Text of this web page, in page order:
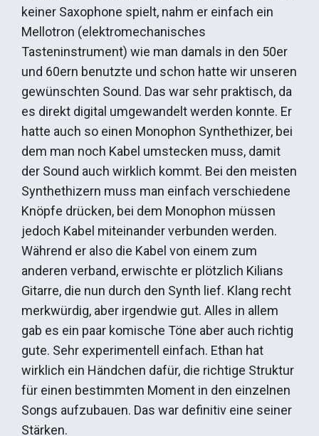
keiner Saxophone spielt, nahm er einfach ein
Mellotron (elektromechanisches
Tasteninstrument) wie man damals in den 50er
und 60ern benutzte und schon hatte wir unseren
gewünschten Sound. Das war sehr praktisch, da
es direkt digital umgewandelt werden konnte. Er
hatte auch so einen Monophon Synthethizer, bei
dem man noch Kabel umstecken muss, damit
der Sound auch wirklich kommt. Bei den meisten
Synthethizern muss man einfach verschiedene
Knöpfe drücken, bei dem Monophon müssen
jedoch Kabel miteinander verbunden werden.
Während er also die Kabel von einem zum
anderen verband, erwischte er plötzlich Kilians
Gitarre, die nun durch den Synth lief. Klang recht
merkwürdig, aber irgendwie gut. Alles in allem
gab es ein paar komische Töne aber auch richtig
gute. Sehr experimentell einfach. Ethan hat
wirklich ein Händchen dafür, die richtige Struktur
für einen bestimmten Moment in den einzelnen
Songs aufzubauen. Das war definitiv eine seiner
Stärken.